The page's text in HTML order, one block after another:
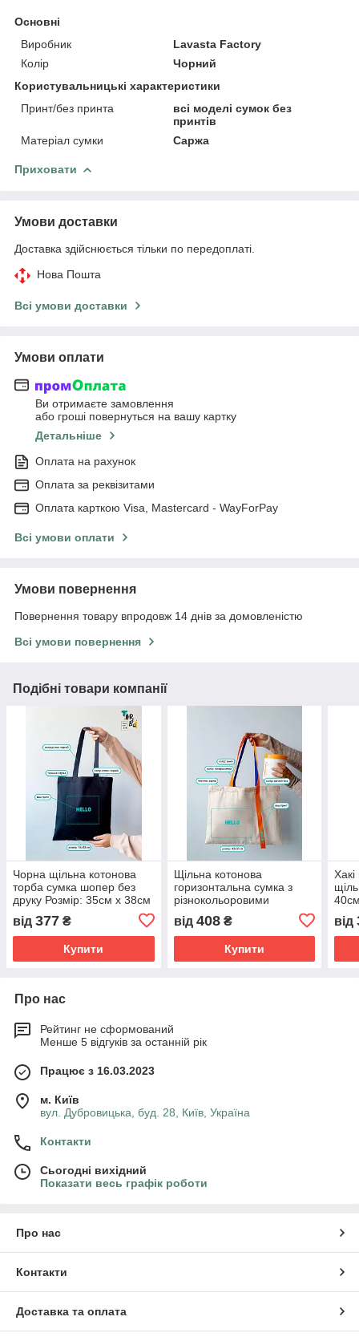
Основні
Виробник
Lavasta Factory
Колір
Чорний
Користувальницькі характеристики
Принт/без принта
всі моделі сумок без
принтів
Матеріал сумки
Саржа
Приховати
Умови доставки
Доставка здійснюється тільки по передоплаті.
Нова Пошта
Всі умови доставки
Умови оплати
Ви отримаєте замовлення
або гроші повернуться на вашу картку
Детальніше
Оплата на рахунок
Оплата за реквізитами
Оплата карткою Visa, Mastercard - WayForPay
Всі умови оплати
Умови повернення
Повернення товару впродовж 14 днів за домовленістю
Всі умови повернення
Подібні товари компанії
Чорна щільна котонова
торба сумка шопер без
друку Розмір: 35cм х 38см
від 377 ₴
Купити
Щільна котонова
горизонтальна сумка з
різнокольоровими
подовженими ручками без
друку Розмір: 45cм х 35см
від 408₴
Купити
від
Про нас
Рейтинг не сформований
Менше 5 відгуків за останній рік
Працює з 16.03.2023
м. Київ
вул. Дубровицька, буд. 28, Київ, Україна
Контакти
Сьогодні вихідний
Показати весь графік роботи
Про нас
Контакти
Доставка та оплата